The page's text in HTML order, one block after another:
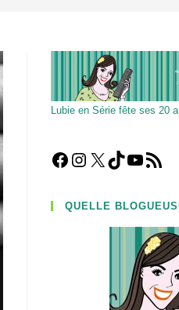
Lubie en Série fête ses 20
Facebook
Instagram
X TikTokYouTube
Flux RSS
QUELLE